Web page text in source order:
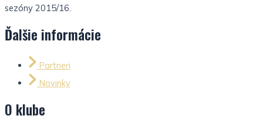
sezóny 2015/16.
Ďalšie informácie
Partneri
Novinky
O klube